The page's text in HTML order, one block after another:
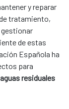
y reparar
tratamiento,
gestionar
de estas
Española ha
para
residuales